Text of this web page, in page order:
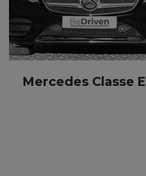
Mercedes Classe E